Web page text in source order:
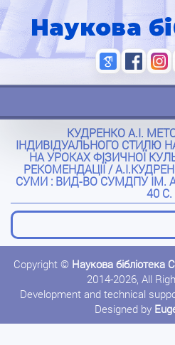
Наукова
КУДРЕНКО А.І.
ІНДИВІДУАЛЬНОГО СТИЛЮ
НА УРОКАХ ФІЗИЧНОЇ
РЕКОМЕНДАЦІЇ /
СУМИ : ВИД-ВО СУМДПУ ІМ.
40 С.
Copyright © Наукова
2014-2026, All
Development and technical
Designed by